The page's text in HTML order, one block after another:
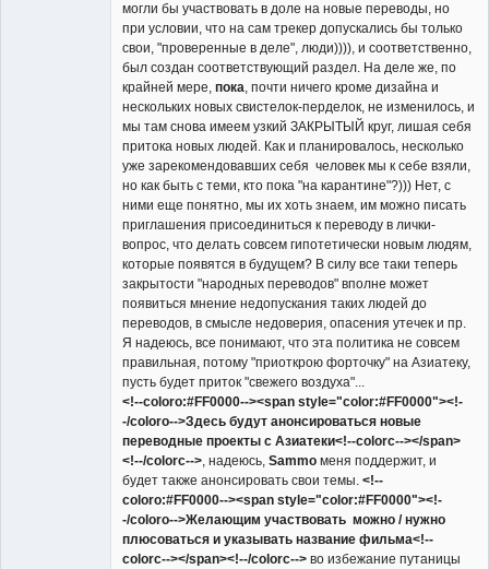
могли бы участвовать в доле на новые переводы, но
при условии, что на сам трекер допускались бы только
свои, "проверенные в деле", люди)))), и соответственно,
был создан соответствующий раздел. На деле же, по
крайней мере, пока, почти ничего кроме дизайна и
нескольких новых свистелок-перделок, не изменилось, и
мы там снова имеем узкий ЗАКРЫТЫЙ круг, лишая себя
притока новых людей. Как и планировалось, несколько
уже зарекомендовавших себя человек мы к себе взяли,
но как быть с теми, кто пока "на карантине"?))) Нет, с
ними еще понятно, мы их хоть знаем, им можно писать
приглашения присоединиться к переводу в лички-
вопрос, что делать совсем гипотетически новым людям,
которые появятся в будущем? В силу все таки теперь
закрытости "народных переводов" вполне может
появиться мнение недопускания таких людей до
переводов, в смысле недоверия, опасения утечек и пр.
Я надеюсь, все понимают, что эта политика не совсем
правильная, потому "приоткрою форточку" на Азиатеку,
пусть будет приток "свежего воздуха"...
<!--coloro:#FF0000--><span style="color:#FF0000"><!-
-/coloro-->Здесь будут анонсироваться новые
переводные проекты с Азиатеки<!--colorc--></span>
<!--/colorc-->, надеюсь, Sammo меня поддержит, и
будет также анонсировать свои темы. <!--
coloro:#FF0000--><span style="color:#FF0000"><!-
-/coloro-->Желающим участвовать можно / нужно
плюсоваться и указывать название фильма<!--
colorc--></span><!--/colorc--> во избежание путаницы